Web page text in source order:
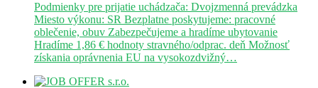
Podmienky pre prijatie uchádzača: Dvojzmenná prevádzka
Miesto výkonu: SR Bezplatne poskytujeme: pracovné
oblečenie, obuv Zabezpečujeme a hradíme ubytovanie
Hradíme 1,86 € hodnoty stravného/odprac. deň Možnosť
získania oprávnenia EU na vysokozdvižný…